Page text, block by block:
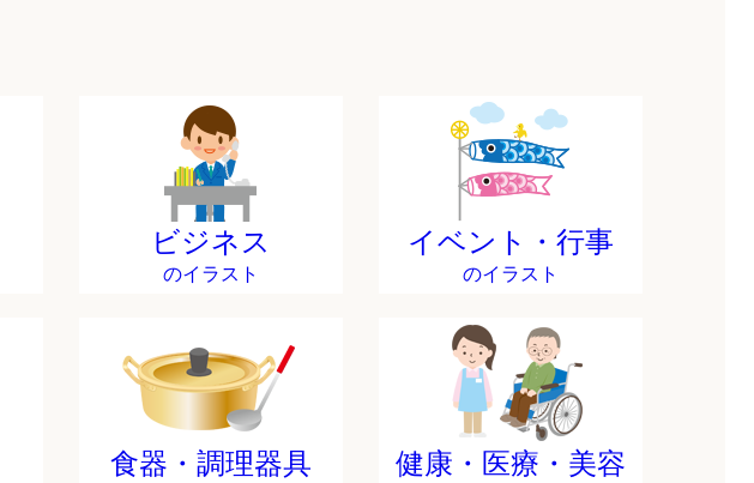
ビジネス
のイラスト
イベント・行事
のイラスト
食器・調理器具 健康・医療・美容